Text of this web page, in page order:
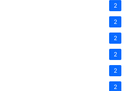
2
2
2
2
2
2